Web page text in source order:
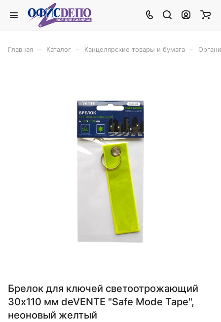
Главная Каталог Канцелярские товары и бумага
Брелок для ключей светоотрожающий
30х110 мм deVENTE "Safe Mode Tape",
неоновый желтый